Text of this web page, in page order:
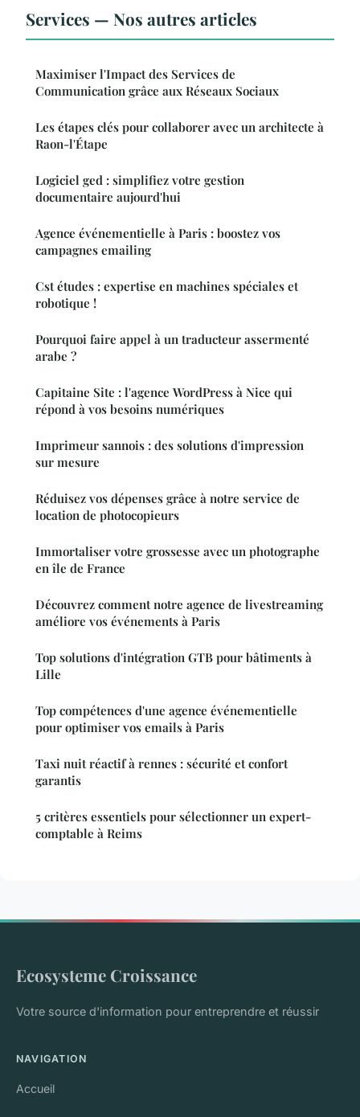
Services — Nos autres articles
Maximiser l'Impact des Services de
Communication grâce aux Réseaux Sociaux
Les étapes clés pour collaborer avec un architecte à
Raon-l'Étape
Logiciel ged : simplifiez votre gestion
documentaire aujourd'hui
Agence événementielle à Paris : boostez vos
campagnes emailing
Cst études : expertise en machines spéciales et
robotique !
Pourquoi faire appel à un traducteur assermenté
arabe ?
Capitaine Site : l'agence WordPress à Nice qui
répond à vos besoins numériques
Imprimeur sannois : des solutions d'impression
sur mesure
Réduisez vos dépenses grâce à notre service de
location de photocopieurs
Immortaliser votre grossesse avec un photographe
en île de France
Découvrez comment notre agence de livestreaming
améliore vos événements à Paris
Top solutions d'intégration GTB pour bâtiments à
Lille
Top compétences d'une agence événementielle
pour optimiser vos emails à Paris
Taxi nuit réactif à rennes : sécurité et confort
garantis
5 critères essentiels pour sélectionner un expert-
comptable à Reims
Ecosysteme Croissance
Votre source d'information pour entreprendre et réussir
NAVIGATION
Accueil